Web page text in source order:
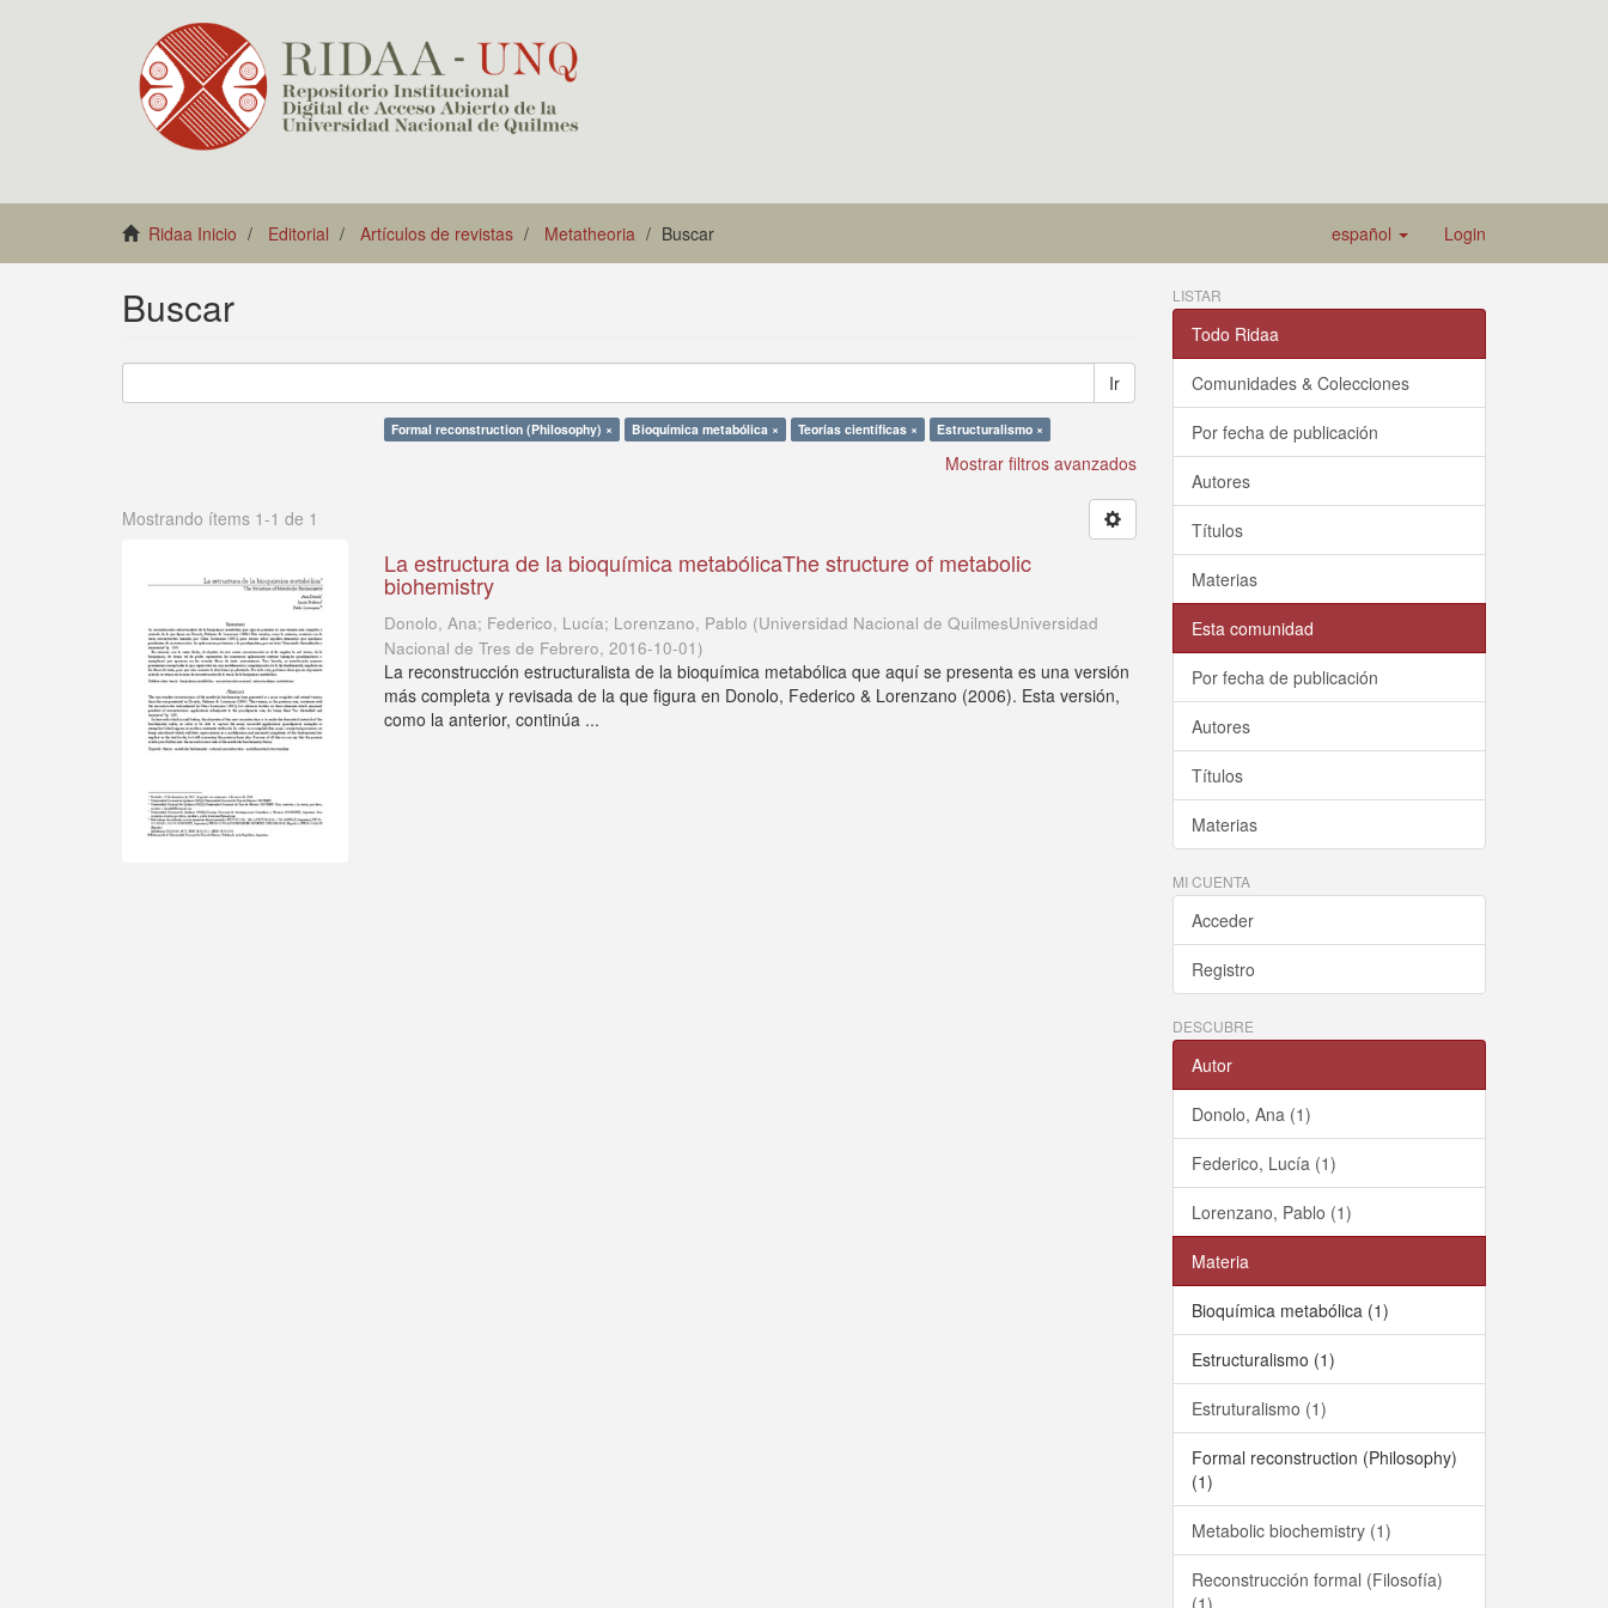
Ridaa Inicio Editorial Artículos de revistas Metatheoria Buscar español Login
Buscar
Ir
Formal reconstruction (Philosophy) × Bioquímica metabólica × Teorías científicas × Estructuralismo ×
Mostrar filtros avanzados
Mostrando ítems 1-1 de 1
La estructura de la bioquímica metabólicaThe structure of metabolic
biohemistry
Donolo, Ana; Federico, Lucía; Lorenzano, Pablo (Universidad Nacional de QuilmesUniversidad
Nacional de Tres de Febrero,2016-10-01)
La reconstrucción estructuralista de la bioquímica metabólica que aquí se presenta es una versión
más completa y revisada de la que figura en Donolo, Federico & Lorenzano (2006). Esta versión,
como la anterior, continúa ...
LISTAR
Todo Ridaa
Comunidades & Colecciones
Por fecha de publicación
Autores
Títulos
Materias
Esta comunidad
Por fecha de publicación
Autores
Títulos
Materias
MI CUENTA
Acceder
Registro
DESCUBRE
Autor
Donolo, Ana (1)
Federico, Lucía (1)
Lorenzano, Pablo (1)
Materia
Bioquímica metabólica (1)
Estructuralismo (1)
Estruturalismo (1)
Formal reconstruction (Philosophy)
(1)
Metabolic biochemistry (1)
Reconstrucción formal (Filosofía)
(1)